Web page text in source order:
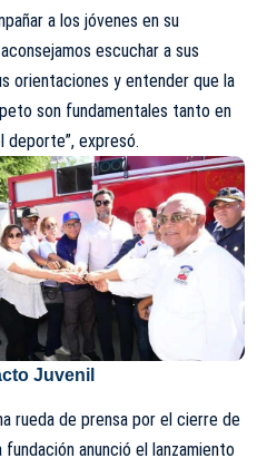
a los jóvenes en su
escuchar a sus
orientaciones y entender que la
son fundamentales tanto en
deporte”, expresó.
Juvenil
rueda de prensa por el cierre de
anunció el lanzamiento